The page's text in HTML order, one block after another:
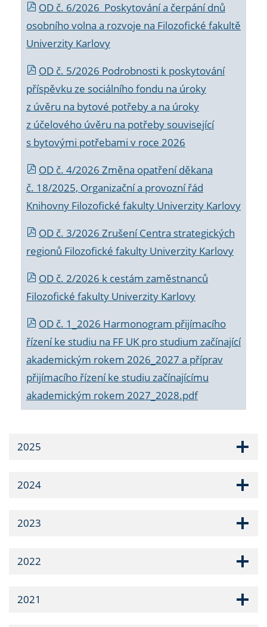
OD č. 6/2026 Poskytování a čerpání dnů
osobního volna a rozvoje na Filozofické fakultě
Univerzity Karlovy
OD č. 5/2026 Podrobnosti k poskytování
příspěvku ze sociálního fondu na úroky
z úvěru na bytové potřeby a na úroky
z účelového úvěru na potřeby související
s bytovými potřebami v roce 2026
OD č. 4/2026 Změna opatření děkana
č. 18/2025, Organizační a provozní řád
Knihovny Filozofické fakulty Univerzity Karlovy
OD č. 3/2026 Zrušení Centra strategických
regionů Filozofické fakulty Univerzity Karlovy
OD č. 2/2026 k cestám zaměstnanců
Filozofické fakulty Univerzity Karlovy
OD č. 1_2026 Harmonogram přijímacího
řízení ke studiu na FF UK pro studium začínající
akademickým rokem 2026_2027 a příprav
přijímacího řízení ke studiu začínajícímu
akademickým rokem 2027_2028.pdf
2025
2024
2023
2022
2021